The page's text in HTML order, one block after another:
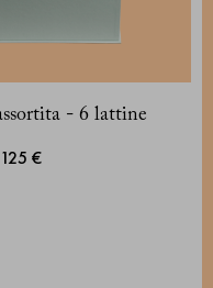
- 6 lattine
125 €